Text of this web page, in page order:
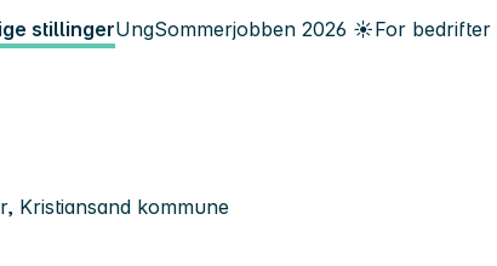
stillingerUngSommerjobben 2026 ☀️For bedrifter
Kristiansand kommune